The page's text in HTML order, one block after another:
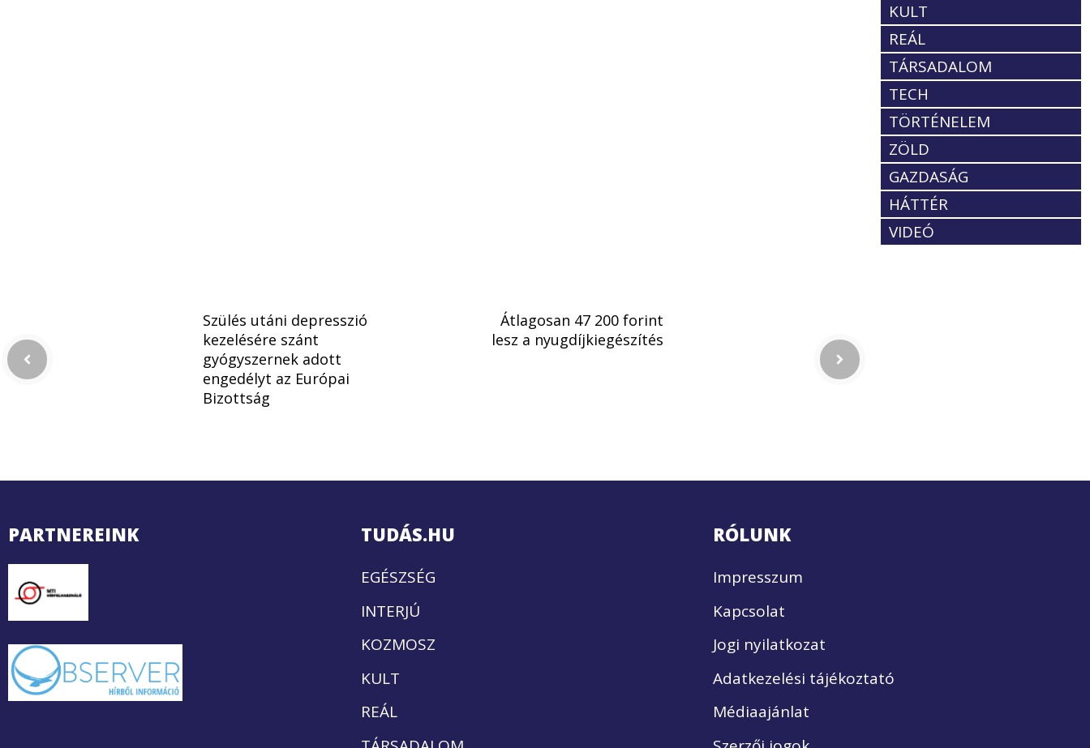
KULT
REÁL
TÁRSADALOM
TECH
TÖRTÉNELEM
ZÖLD
GAZDASÁG
HÁTTÉR
VIDEÓ
Szülés utáni depresszió
kezelésére szánt
gyógyszernek adott
engedélyt az Európai
Bizottság
Átlagosan 47 200 forint
lesz a nyugdíjkiegészítés
PARTNEREINK TUDÁS.HU
EGÉSZSÉG
INTERJÚ
KOZMOSZ
KULT
REÁL
RÓLUNK
Impresszum
Kapcsolat
Jogi nyilatkozat
Adatkezelési tájékoztató
Médiaajánlat